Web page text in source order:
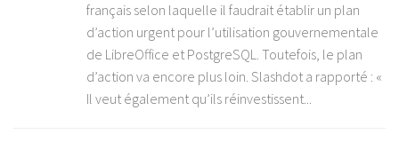
français selon laquelle il faudrait établir un plan
d’action urgent pour l’utilisation gouvernementale
de LibreOffice et PostgreSQL. Toutefois, le plan
d’action va encore plus loin. Slashdot a rapporté : «
Il veut également qu’ils réinvestissent...